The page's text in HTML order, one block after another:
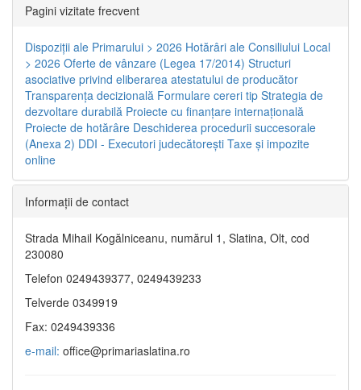
Pagini vizitate frecvent
Dispoziţii ale Primarului > 2026 Hotărâri ale Consiliului Local
> 2026 Oferte de vânzare (Legea 17/2014) Structuri
asociative privind eliberarea atestatului de producător
Transparenţa decizională Formulare cereri tip Strategia de
dezvoltare durabilă Proiecte cu finanţare internaţională
Proiecte de hotărâre Deschiderea procedurii succesorale
(Anexa 2) DDI - Executori judecătorești Taxe şi impozite
online
Informaţii de contact
Strada Mihail Kogălniceanu, numărul 1, Slatina, Olt, cod
230080
Telefon 0249439377, 0249439233
Telverde 0349919
Fax: 0249439336
e-mail: office@primariaslatina.ro